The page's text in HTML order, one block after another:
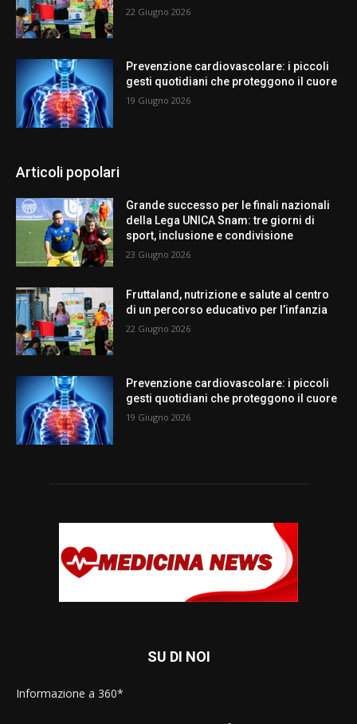
22 Giugno 2026
Prevenzione cardiovascolare: i piccoli
gesti quotidiani che proteggono il cuore
19 Giugno 2026
Articoli popolari
Grande successo per le finali nazionali
della Lega UNICA Snam: tre giorni di
sport, inclusione e condivisione
23 Giugno 2026
Fruttaland, nutrizione e salute al centro
di un percorso educativo per l’infanzia
22 Giugno 2026
Prevenzione cardiovascolare: i piccoli
gesti quotidiani che proteggono il cuore
19 Giugno 2026
SU DI NOI
Informazione a 360*